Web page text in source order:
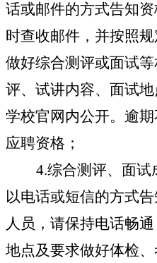
话或邮件的方式告知
时查收邮件，并按照
做好综合测评或面试
评、试讲内容、面试
学校官网内公开。逾
应聘资格；
4.综合测评、面试
以电话或短信的方式
人员，请保持电话畅
地点及要求做好体检